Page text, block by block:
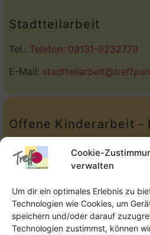
Cookie-
verwalten
Um dir ein optimales Erlebnis zu
Technologien wie Cookies, um
speichern und/oder darauf
Technologien zustimmst, können
Stadtteilarbeit
Tel.: Telefon: 09131-9232779
E-Mail:
Offene Kinderarbeit -
Tel.:Telefon: 09131-610749
E-Mail:oka@treffpunkt-
Offene Jugendarbeit